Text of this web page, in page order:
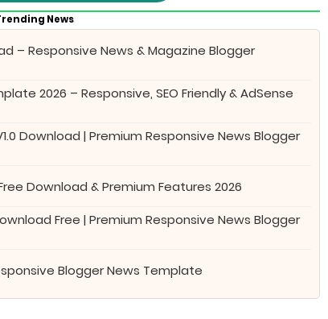
News
– Responsive News & Magazine Blogger
2026 – Responsive, SEO Friendly & AdSense
Download | Premium Responsive News Blogger
Download & Premium Features 2026
Free | Premium Responsive News Blogger
Blogger News Template